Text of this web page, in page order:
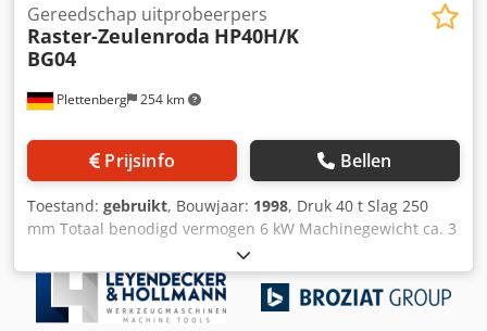
Plettenberg 254 km
Gereedschap uitprobeerpers
Raster-Zeulenroda HP40H/K
BG04
Prijsinfo Bellen
Toestand: gebruikt, Bouwjaar: 1998, Druk 40 t Slag 250
mm Totaal benodigd vermogen 6 kW Machinegewicht ca. 3
t Statiefbreedte 600/350 mm Tafeloppervlak 860x620 mm
Ramoppervlak 860x620 mm Codsvnwfnspfx Alfsrf
Tafelhoogte 900 mm Bediening met hendel
Drukafschakeling